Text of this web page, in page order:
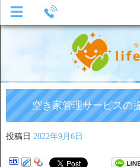
空き家管理サービスの
投稿日 2022年9月6日